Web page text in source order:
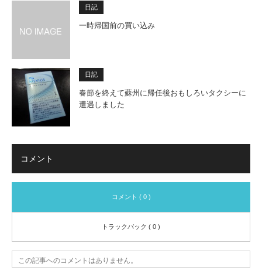
日記
一時帰国前の買い込み
日記
春節を終えて蘇州に帰任後おもしろいタクシーに
遭遇しました
コメント
コメント ( 0 )
トラックバック ( 0 )
この記事へのコメントはありません。